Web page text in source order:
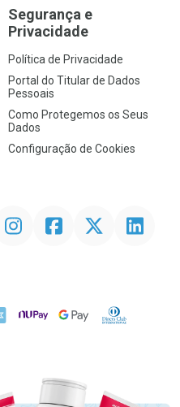
Segurança e
Privacidade
Política de Privacidade
Portal do Titular de Dados
Pessoais
Como Protegemos os Seus
Dados
Configuração de Cookies
InstagramFacebookTwitter Linkedin
NuPay Google PayDiners Club